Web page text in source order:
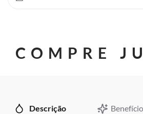
COMPRE
Descrição